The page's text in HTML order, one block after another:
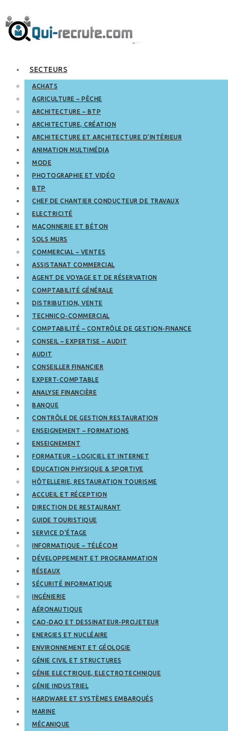
SECTEURS
ACHATS
AGRICULTURE – PÊCHE
ARCHITECTURE – BTP
ARCHITECTURE, CRÉATION
ARCHITECTURE ET ARCHITECTURE D’INTÉRIEUR
ANIMATION MULTIMÉDIA
MODE
PHOTOGRAPHIE ET VIDÉO
BTP
CHEF DE CHANTIER CONDUCTEUR DE TRAVAUX
ELECTRICITÉ
MAÇONNERIE ET BÉTON
SOLS MURS
COMMERCIAL – VENTES
ASSISTANAT COMMERCIAL
AGENT DE VOYAGE ET DE RÉSERVATION
COMPTABILITÉ GÉNÉRALE
DISTRIBUTION, VENTE
TECHNICO-COMMERCIAL
COMPTABILITÉ – CONTRÔLE DE GESTION-FINANCE
CONSEIL – EXPERTISE – AUDIT
AUDIT
CONSEILLER FINANCIER
EXPERT-COMPTABLE
ANALYSE FINANCIÈRE
BANQUE
CONTRÔLE DE GESTION RESTAURATION
ENSEIGNEMENT – FORMATIONS
ENSEIGNEMENT
FORMATEUR – LOGICIEL ET INTERNET
EDUCATION PHYSIQUE & SPORTIVE
HÔTELLERIE, RESTAURATION TOURISME
ACCUEIL ET RÉCEPTION
DIRECTION DE RESTAURANT
GUIDE TOURISTIQUE
SERVICE D’ÉTAGE
INFORMATIQUE – TÉLÉCOM
DÉVELOPPEMENT ET PROGRAMMATION
RÉSEAUX
SÉCURITÉ INFORMATIQUE
INGÉNIERIE
AÉRONAUTIQUE
CAO-DAO ET DESSINATEUR-PROJETEUR
ENERGIES ET NUCLÉAIRE
ENVIRONNEMENT ET GÉOLOGIE
GÉNIE CIVIL ET STRUCTURES
GÉNIE ELECTRIQUE, ELECTROTECHNIQUE
GÉNIE INDUSTRIEL
HARDWARE ET SYSTÈMES EMBARQUÉS
MARINE
MÉCANIQUE